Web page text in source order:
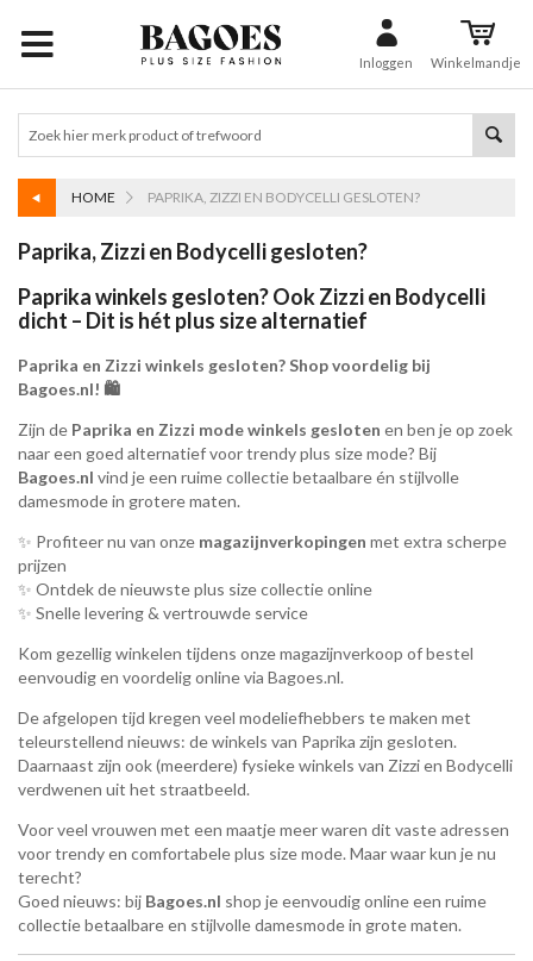
Inloggen Winkelmandje
HOME PAPRIKA, ZIZZI EN BODYCELLI GESLOTEN?
Paprika, Zizzi en Bodycelli gesloten?
Paprika winkels gesloten? Ook Zizzi en Bodycelli
dicht – Dit is hét plus size alternatief
Paprika en Zizzi winkels gesloten? Shop voordelig bij
Bagoes.nl! 🛍️
Zijn de Paprika en Zizzi mode winkels gesloten en ben je op zoek
naar een goed alternatief voor trendy plus size mode? Bij
Bagoes.nl vind je een ruime collectie betaalbare én stijlvolle
damesmode in grotere maten.
✨ Profiteer nu van onze magazijnverkopingen met extra scherpe
prijzen
✨ Ontdek de nieuwste plus size collectie online
✨ Snelle levering & vertrouwde service
Kom gezellig winkelen tijdens onze magazijnverkoop of bestel
eenvoudig en voordelig online via Bagoes.nl.
De afgelopen tijd kregen veel modeliefhebbers te maken met
teleurstellend nieuws: de winkels van Paprika zijn gesloten.
Daarnaast zijn ook (meerdere) fysieke winkels van Zizzien Bodycelli
verdwenen uit het straatbeeld.
Voor veel vrouwen met een maatje meer waren dit vaste adressen
voor trendy en comfortabele plus size mode. Maar waar kun je nu
terecht?
Goed nieuws: bij Bagoes.nl shop je eenvoudig online een ruime
collectie betaalbare en stijlvolle damesmode in grote maten.